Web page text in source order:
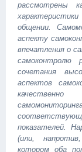
рассмотрены
общении.
аспекту
впечатления о
самоконтролю
сочетания
аспектов
показателей.
(или,
котором оба